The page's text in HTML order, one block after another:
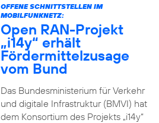
OFFENE SCHNITTSTELLEN IM
MOBILFUNKNETZ:
Open RAN-Projekt
„i14y“ erhält
Fördermittelzusage
vom Bund
Das Bundesministerium für Verkehr
und digitale Infrastruktur (BMVI) hat
dem Konsortium des Projekts „i14y“